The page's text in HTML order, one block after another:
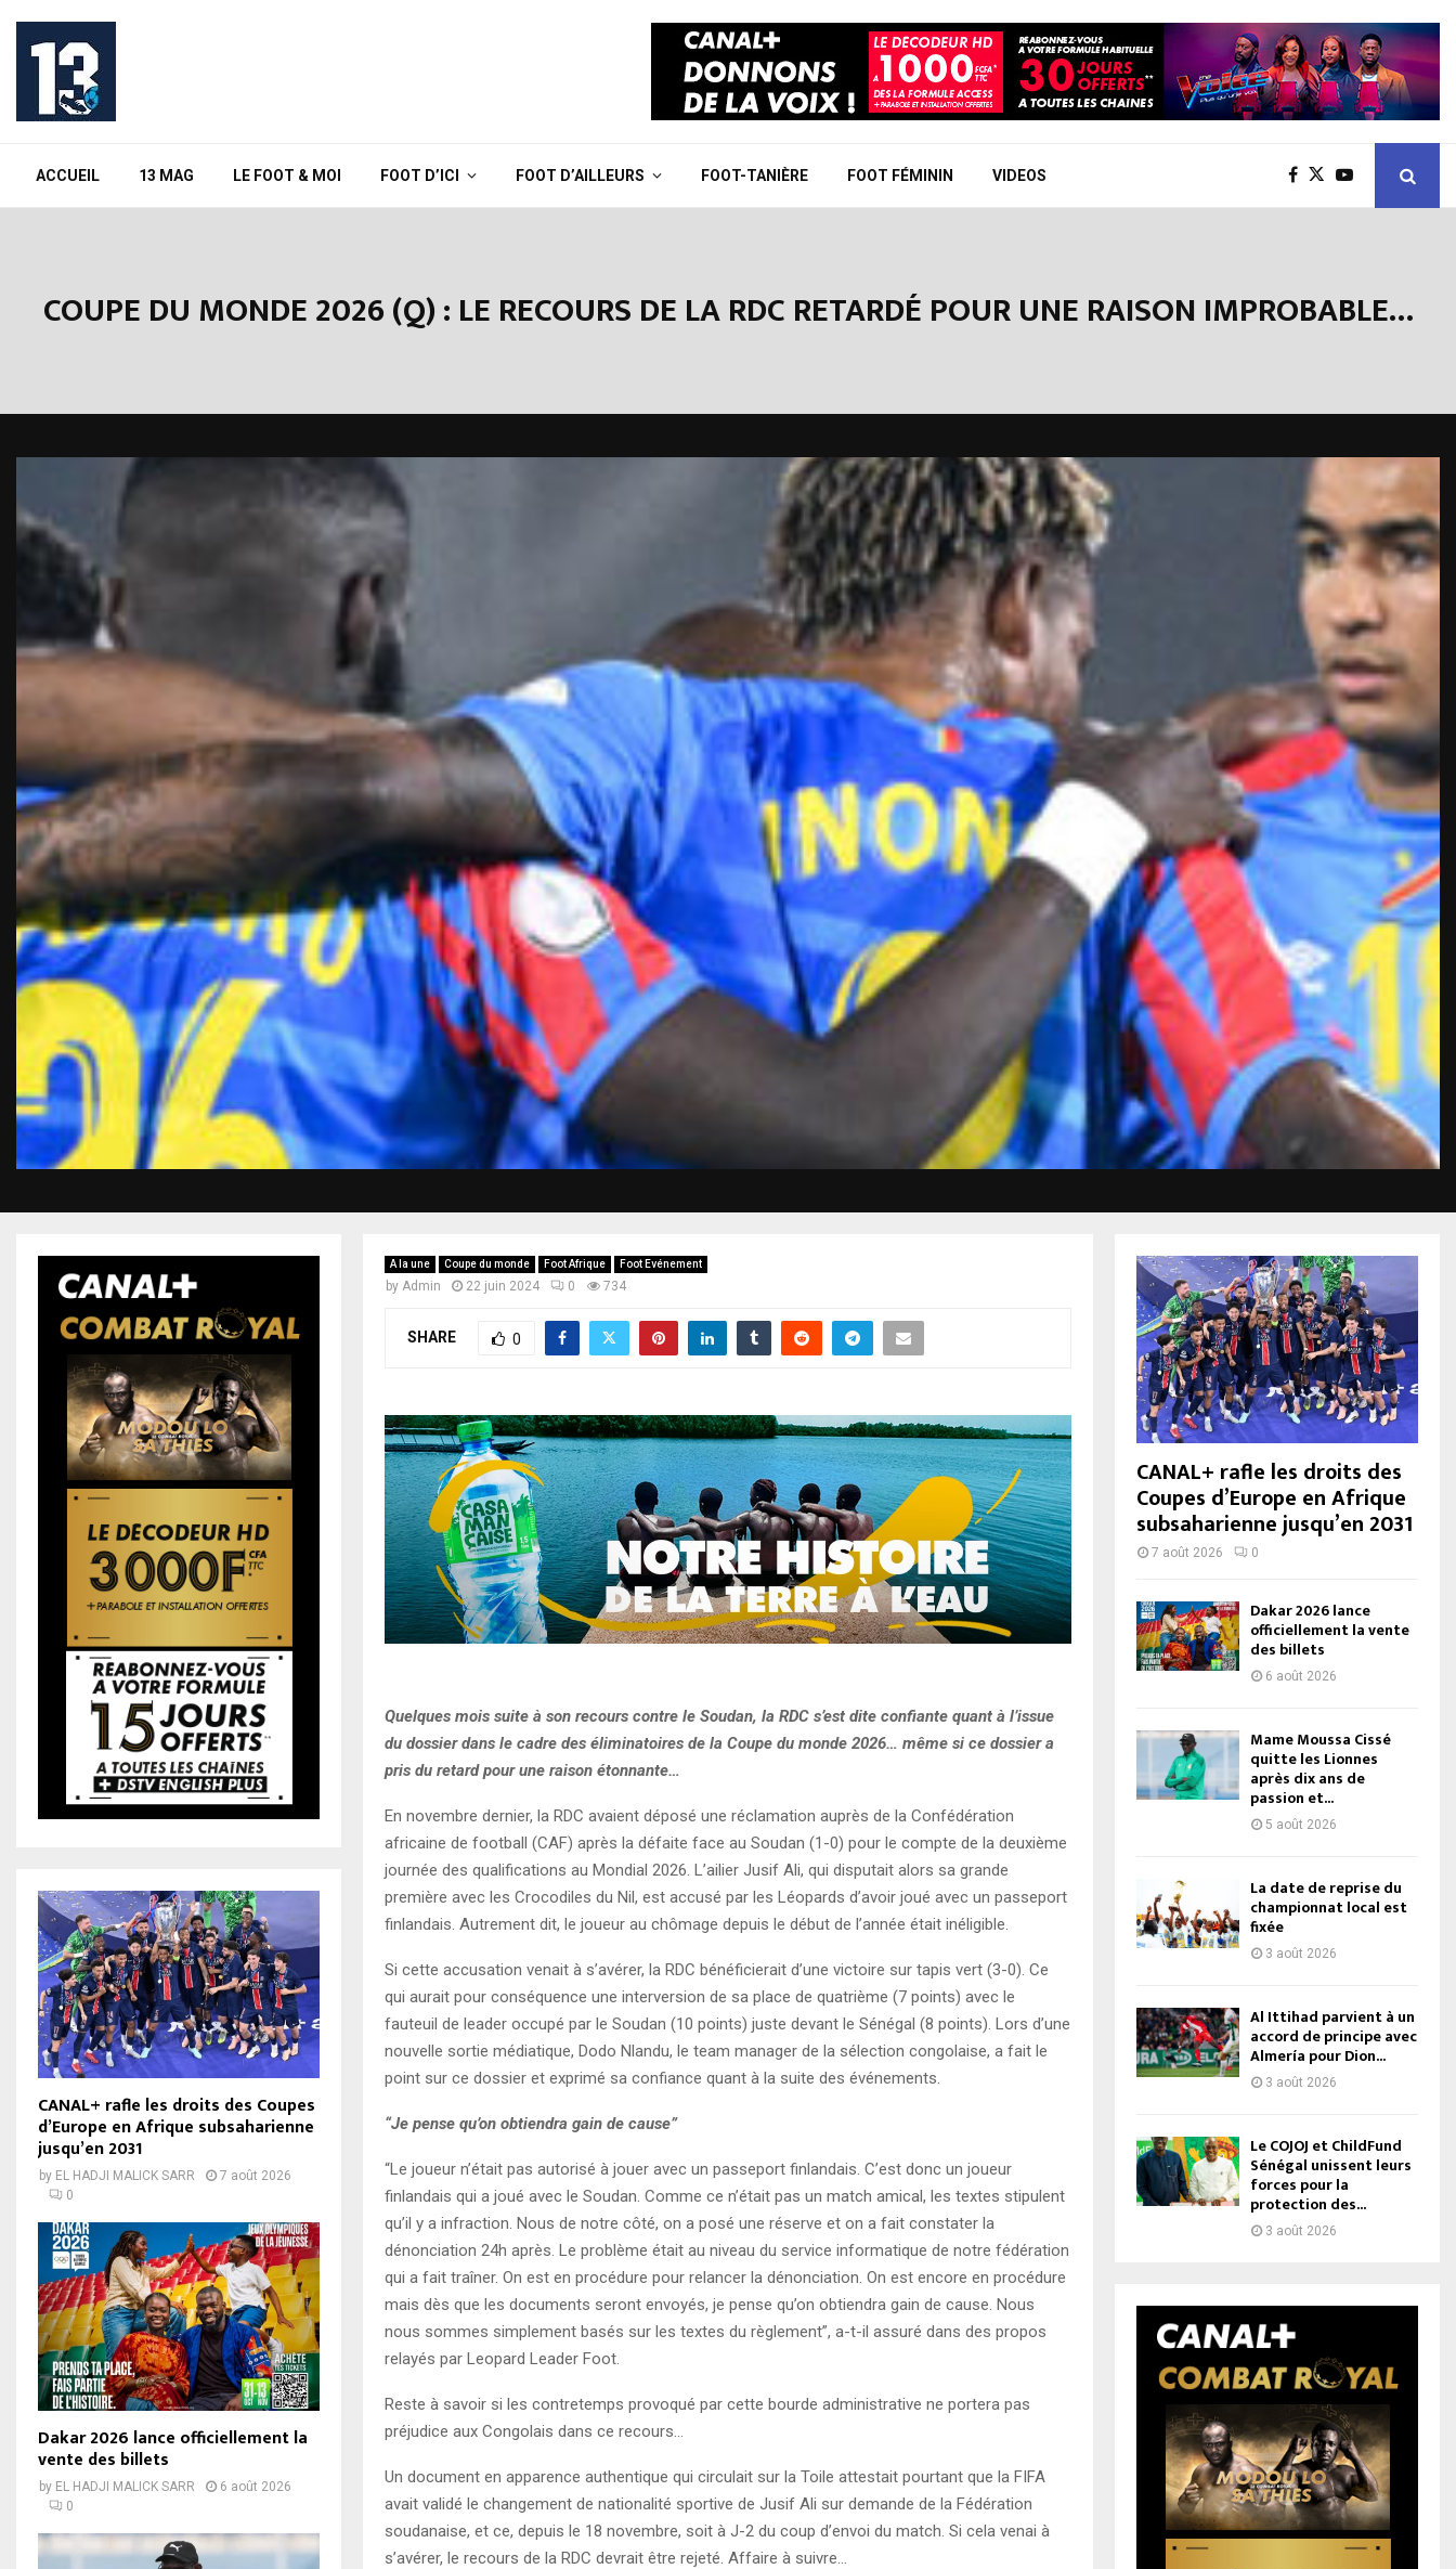
ACCUEIL 13 MAG LE FOOT & MOI FOOT D’ICI FOOT D’AILLEURS FOOT-TANIÈRE FOOT FÉMININ VIDEOS
COUPE DU MONDE 2026 (Q) : LE RECOURS DE LA RDC RETARDÉ POUR UNE RAISON IMPROBABLE…
A la une Coupe du monde Foot Afrique Foot Evénement
by Admin 22 juin 2024 0 734
SHARE 0
Quelques mois suite à son recours contre le Soudan, la RDC s’est dite confiante quant à l’issue
du dossier dans le cadre des éliminatoires de la Coupe du monde 2026… même si ce dossier a
pris du retard pour une raison étonnante…
En novembre dernier, la RDC avaient déposé une réclamation auprès de la Confédération
africaine de football (CAF) après la défaite face au Soudan (1-0) pour le compte de la deuxième
journée des qualifications au Mondial 2026. L’ailier Jusif Ali, qui disputait alors sa grande
première avec les Crocodiles du Nil, est accusé par les Léopards d’avoir joué avec un passeport
finlandais. Autrement dit, le joueur au chômage depuis le début de l’année était inéligible.
Si cette accusation venait à s’avérer, la RDC bénéficierait d’une victoire sur tapis vert (3-0). Ce
qui aurait pour conséquence une interversion de sa place de quatrième (7 points) avec le
fauteuil de leader occupé par le Soudan (10 points) juste devant le Sénégal (8 points). Lors d’une
nouvelle sortie médiatique, Dodo Nlandu, le team manager de la sélection congolaise, a fait le
point sur ce dossier et exprimé sa confiance quant à la suite des événements.
“Je pense qu’on obtiendra gain de cause”
“Le joueur n’était pas autorisé à jouer avec un passeport finlandais. C’est donc un joueur
finlandais qui a joué avec le Soudan. Comme ce n’était pas un match amical, les textes stipulent
qu’il y a infraction. Nous de notre côté, on a posé une réserve et on a fait constater la
dénonciation 24h après. Le problème était au niveau du service informatique de notre fédération
qui a fait traîner. On est en procédure pour relancer la dénonciation. On est encore en procédure
mais dès que les documents seront envoyés, je pense qu’on obtiendra gain de cause. Nous
nous sommes simplement basés sur les textes du règlement”, a-t-il assuré dans des propos
relayés par Leopard Leader Foot.
Reste à savoir si les contretemps provoqué par cette bourde administrative ne portera pas
préjudice aux Congolais dans ce recours…
Un document en apparence authentique qui circulait sur la Toile attestait pourtant que la FIFA
avait validé le changement de nationalité sportive de Jusif Ali sur demande de la Fédération
soudanaise, et ce, depuis le 18 novembre, soit à J-2 du coup d’envoi du match. Si cela venai à
s’avérer, le recours de la RDC devrait être rejeté. Affaire à suivre…
CANAL+ rafle les droits des Coupes
d’Europe en Afrique subsaharienne
jusqu’en 2031
by EL HADJI MALICK SARR
7 août 2026
0
Dakar 2026 lance officiellement la
vente des billets
by EL HADJI MALICK SARR
6 août 2026
0
CANAL+ rafle les droits des
Coupes d’Europe en Afrique
subsaharienne jusqu’en 2031
7 août 2026 0
Dakar 2026 lance
officiellement la vente
des billets
6 août 2026
Mame Moussa Cissé
quitte les Lionnes
après dix ans de
passion et...
5 août 2026
La date de reprise du
championnat local est
fixée
3 août 2026
Al Ittihad parvient à un
accord de principe avec
Almería pour Dion...
3 août 2026
Le COJOJ et ChildFund
Sénégal unissent leurs
forces pour la
protection des...
3 août 2026